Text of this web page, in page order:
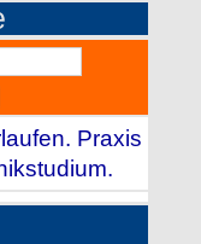
Praxis